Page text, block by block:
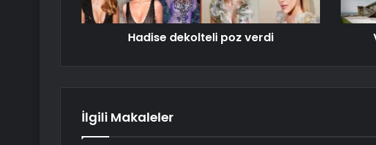
Hadise dekolteli poz verdi
İlgili Makaleler